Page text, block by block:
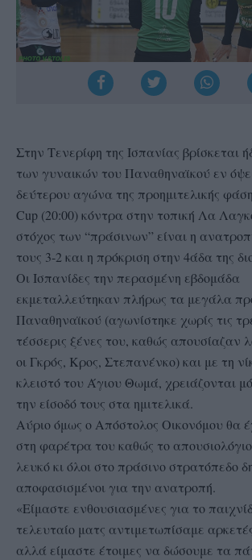
Στην Τενερίφη της Ισπανίας βρίσκεται
των γυναικών του Παναθηναϊκού εν
δεύτερου αγώνα της προημιτελικής
Cup (20:00) κόντρα στην τοπική Λα
στόχος των “πράσινων” είναι η
τους 3-2 και η πρόκριση στην 4άδα της
Οι Ισπανίδες την περασμένη εβδομάδα
εκμεταλλεύτηκαν πλήρως τα μεγάλα
Παναθηναϊκού (αγωνίστηκε χωρίς τις
τέσσερις ξένες του, καθώς απουσίαζαν
οι Γκρός, Κρος, Στεπανένκο) και με τη
κλειστό του Άγιου Θωμά, χρειάζονται
την είσοδό τους στα ημιτελικά.
Αύριο όμως ο Απόστολος Οικονόμου θα
στη φαρέτρα του καθώς το
λευκό κι όλοι στο πράσινο στρατόπεδο
αποφασισμένοι για την ανατροπή.
«Είμαστε ενθουσιασμένες για το
τελευταίο ματς αντιμετωπίσαμε
αλλά είμαστε έτοιμες να δώσουμε τα